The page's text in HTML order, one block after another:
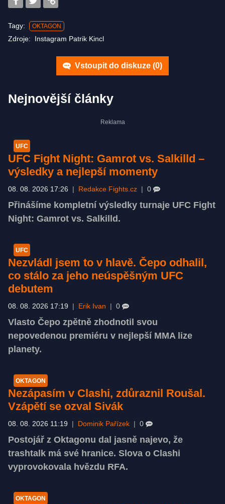
Tagy: OKTAGON
Zdroje: Instagram Patrik Kincl
Vstoupit do diskuze (0)
Nejnovější články
UFC
UFC Fight Night: Gamrot vs. Salkilld –
výsledky a nejlepší momenty
08. 08. 2026 17:26 Redakce Fights.cz 0
Přinášíme kompletní výsledky turnaje UFC Fight
Night: Gamrot vs. Salkilld.
UFC
Nezvládl jsem to v hlavě. Čepo odhalil,
co stálo za jeho neúspěšným UFC
debutem
08. 08. 2026 17:19 Erik Ivan 0
Vlasto Čepo zpětně zhodnotil svou
nepovedenou premiéru v nejlepší MMA lize
planety.
OKTAGON
Nezápasím v Clashi, zdůraznil Roušal.
Vzápětí se ozval Sivák
08. 08. 2026 11:19 Dominik Pařízek 0
Postojář z Oktagonu dal jasně najevo, že
trashtalk má své hranice. Slova o Clashi
vyprovokovala hvězdu RFA.
OKTAGON